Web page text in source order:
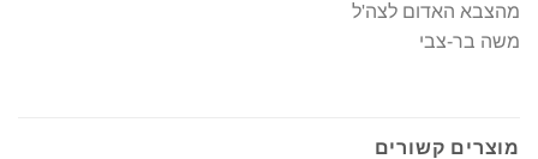
מהצבא האדום לצה'ל
משה בר-צבי
מוצרים קשורים